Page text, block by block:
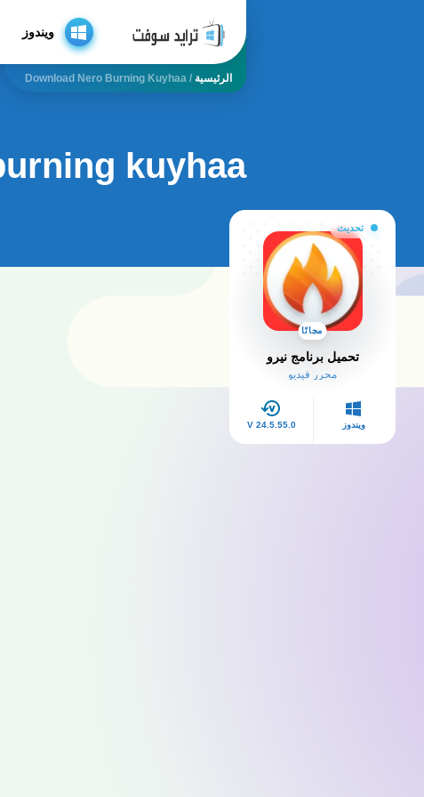
ويندوز
الرئيسية /
Download Nero Burning Kuyhaa
kuyhaa
تحديث
مجانًا
تحميل برنامج نيرو
محرر فيديو
ويندوز V 24.5.55.0